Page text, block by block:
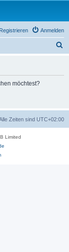
Anmelden
Registrieren
möchtest?
Zeiten sind UTC+02:00
Limited